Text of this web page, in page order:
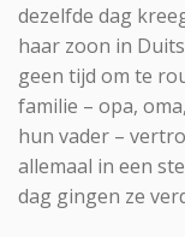
dezelfde dag
haar zoon in
geen tijd om te
familie – opa,
hun vader –
allemaal in een
dag gingen ze